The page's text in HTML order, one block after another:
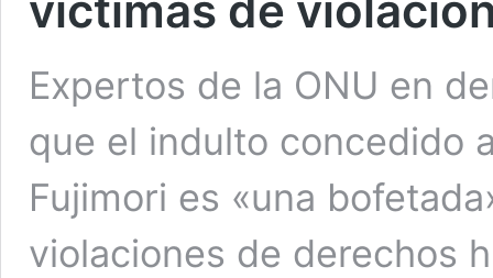
Expertos de la ONU en
que el indulto concedido
Fujimori es «una
violaciones de derechos